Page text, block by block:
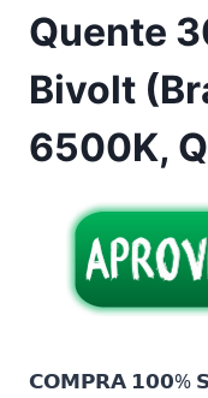
Quente
Bivolt
6500K,
𝗖𝗢𝗠𝗣𝗥𝗔 𝟭𝟬𝟬%